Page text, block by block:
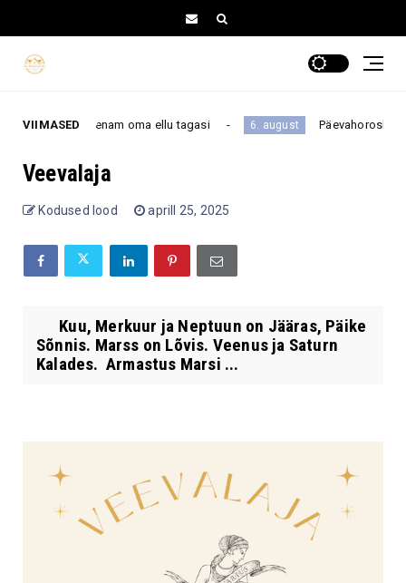
VIIMASED
ei lase sind enam oma ellu tagasi 6. august Päevahoroskoop
Veevalaja
Kodused lood aprill 25, 2025
Kuu, Merkuur ja Neptuun on Jääras, Päike
Sõnnis. Marss on Lõvis. Veenus ja Saturn
Kalades. Armastus Marsi ...